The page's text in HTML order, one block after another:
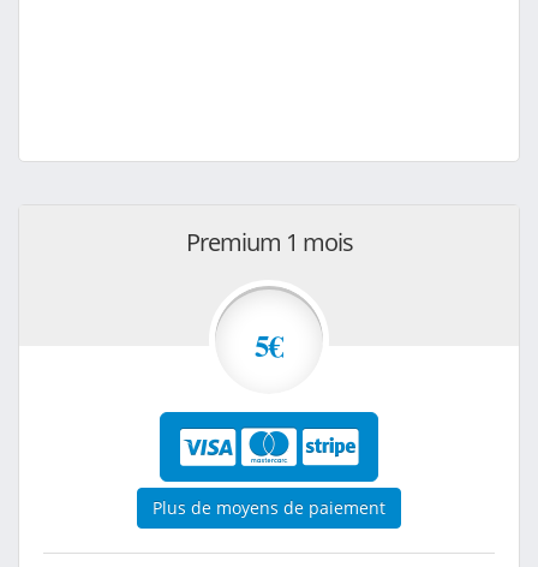
Premium 1 mois
5€
Plus de moyens de paiement